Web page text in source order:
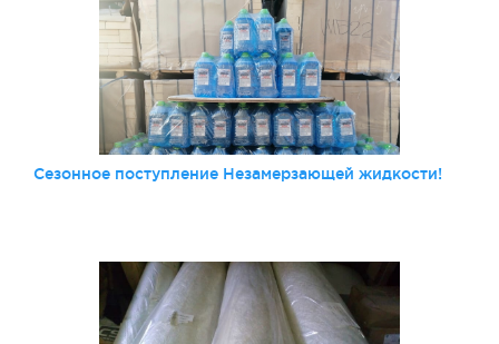
Сезонное поступление Незамерзающей жидкости!